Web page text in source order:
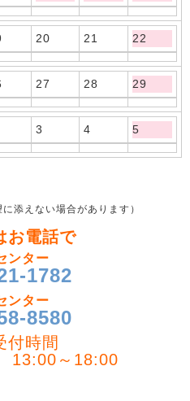
20 21 22
27 28 29
3 4 5
添えない場合があります）
お電話で
ンター
1782
ンター
8580
付時間
13:00～18:00